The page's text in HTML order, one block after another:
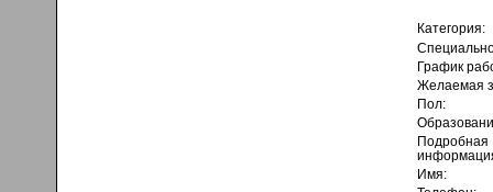
Категория:
График
Желаемая
Пол:
Подробная
Имя: